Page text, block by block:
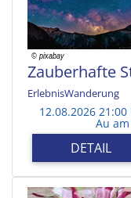
Zauberhafte
ErlebnisWanderung
12.08.2026
Au
DETAIL